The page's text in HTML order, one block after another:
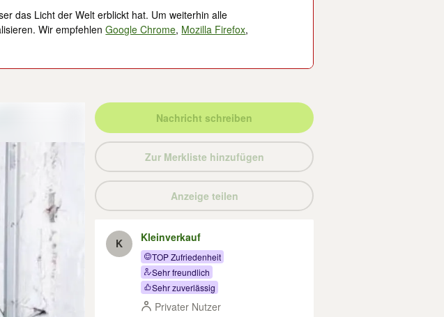
das Licht der Welt erblickt hat. Um weiterhin alle
Wir empfehlenGoogle Chrome, Mozilla Firefox,
Nachricht schreiben
Zur Merkliste hinzufügen
Anzeige teilen
K Kleinverkauf
TOP Zufriedenheit
Sehr freundlich
Sehr zuverlässig
Privater Nutzer